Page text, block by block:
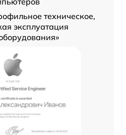
техническое,
эксплуатация